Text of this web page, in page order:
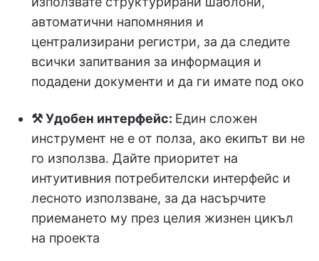
автоматични напомняния и
централизирани регистри, за да следите
всички запитвания за информация и
подадени документи и да ги имате под око
⚒️ Удобен интерфейс: Един сложен
инструмент не е от полза, ако екипът ви не
го използва. Дайте приоритет на
интуитивния потребителски интерфейс и
лесното използване, за да насърчите
приемането му през целия жизнен цикъл
на проекта